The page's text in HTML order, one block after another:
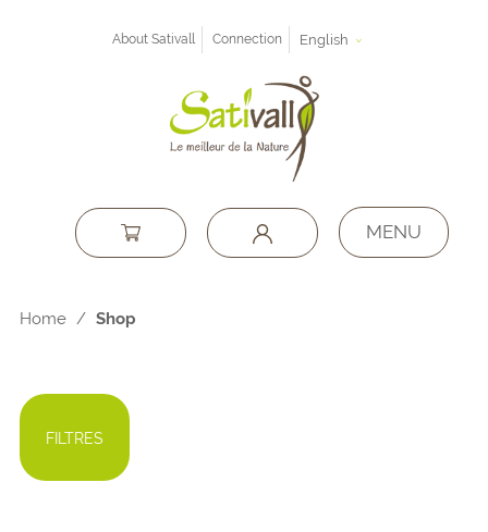
About Sativall Connection English
MENU
Home / Shop
FILTRES